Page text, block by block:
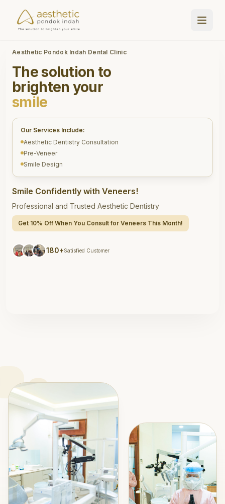
Aesthetic Pondok Indah Dental Clinic
The solution to
brighten your
smile
Our Services Include:
Aesthetic Dentistry Consultation
Pre-Veneer
Smile Design
Smile Confidently with Veneers!
Professional and Trusted Aesthetic Dentistry
Get 10% Off When You Consult for Veneers This Month!
180+Satisfied Customer